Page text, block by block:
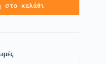
στο καλάθι